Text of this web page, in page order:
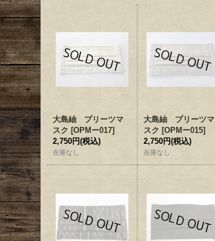
大島紬 プリーツマ
スク [OPMー017]
2,750円(税込)
在庫なし
大島紬 プリーツマ
スク [OPMー015]
2,750円(税込)
在庫なし